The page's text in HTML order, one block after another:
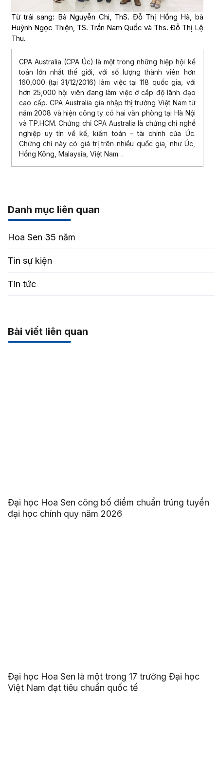
Từ trái sang: Bà Nguyễn Chi, ThS. Đỗ Thị Hồng Hà, bà
Huỳnh Ngọc Thiện, TS. Trần Nam Quốc và Ths. Đỗ Thị Lệ
Thu.
CPA Australia (CPA Úc) là một trong những hiệp hội kế
toán lớn nhất thế giới, với số lượng thành viên hơn
160,000 (tại 31/12/2016) làm việc tại 118 quốc gia, với
hơn 25,000 hội viên đang làm việc ở cấp độ lãnh đạo
cao cấp. CPA Australia gia nhập thị trường Việt Nam từ
năm 2008 và hiện công ty có hai văn phòng tại Hà Nội
và TP.HCM. Chứng chỉ CPA Australia là chứng chỉ nghề
nghiệp uy tín về kế, kiểm toán – tài chính của Úc.
Chứng chỉ này có giá trị trên nhiều quốc gia, như Úc,
Hồng Kông, Malaysia, Việt Nam…
Danh mục liên quan
Hoa Sen 35 năm
Tin sự kiện
Tin tức
Bài viết liên quan
Đại học Hoa Sen công bố điểm chuẩn trúng tuyển
đại học chính quy năm 2026
Đại học Hoa Sen là một trong 17 trường Đại học
Việt Nam đạt tiêu chuẩn quốc tế